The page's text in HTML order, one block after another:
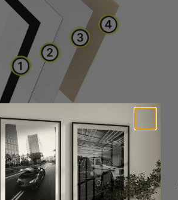
con materiales premium y un